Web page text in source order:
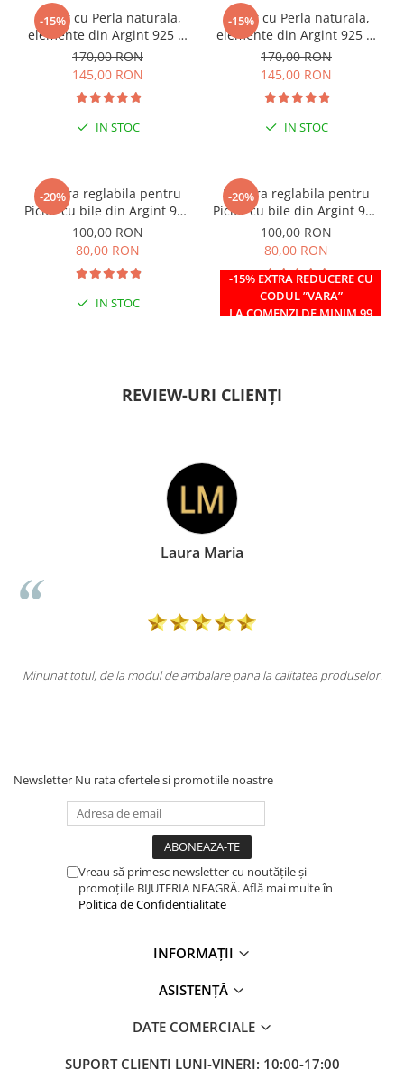
-15%
Colier cu Perla naturala,
elemente din Argint 925 si
margele Miyuki, multicolor
170,00 RON
145,00 RON
IN STOC
-15%
Colier cu Perla naturala,
elemente din Argint 925 si
margele Miyuki, verde/kiwi
170,00 RON
145,00 RON
IN STOC
-20%
Bratara reglabila pentru
Picior cu bile din Argint 925
si margele Miyuki rosii
100,00 RON
80,00 RON
IN STOC
-20%
-15% EXTRA REDUCERE CU
CODUL ”VARA”
LA COMENZI DE MINIM 99
Bratara reglabila pentru
Picior cu bile din Argint 925
si margele Miyuki verzi
100,00 RON
80,00 RON
IN STOC
REVIEW-URI CLIENȚI
Laura Maria
Minunat totul, de la modul de ambalare pana la calitatea produselor.
Newsletter Nu rata ofertele si promotiile noastre
Vreau să primesc newsletter cu noutățile și
promoțiile BIJUTERIA NEAGRĂ. Află mai multe în
Politica de Confidențialitate
INFORMAȚII
ASISTENȚĂ
DATE COMERCIALE
SUPORT CLIENTI LUNI-VINERI: 10:00-17:00